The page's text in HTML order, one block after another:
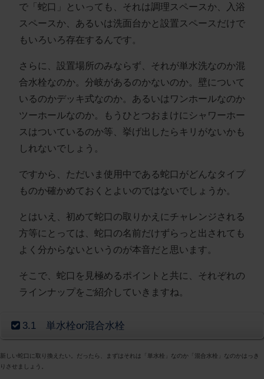
で「蛇口」といっても、それは調理スペースか、入浴
スペースか、あるいは洗面台かと設置スペースだけで
もいろいろ存在するんです。
さらに、設置場所のみならず、それが単水洗なのか混
合水栓なのか。分岐があるのかないのか。壁について
いるのかデッキ式なのか。あるいはワンホールなのか
ツーホールなのか。もうひとつおまけにシャワーホー
スはついているのか等、挙げ出したらキリがないかも
しれないでしょう。
ですから、ただいま使用中である蛇口がどんなタイプ
ものか確かめておくとよいのではないでしょうか。
とはいえ、初めて蛇口の取りかえにチャレンジされる
方等にとっては、蛇口の名前だけずらっと出されても
よく分からないというのが本音だと思います。
そこで、蛇口を見極めるポイントと共に、それぞれの
ラインナップをご紹介していきますね。
3.1 単水栓or混合水栓
新しい蛇口に取り換えたい。だったら、まずはそれは「単水栓」なのか「混合水栓」なのかはっき
りさせましょう。